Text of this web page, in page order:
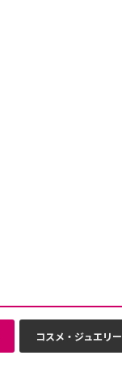
コスメ・ジュエリー